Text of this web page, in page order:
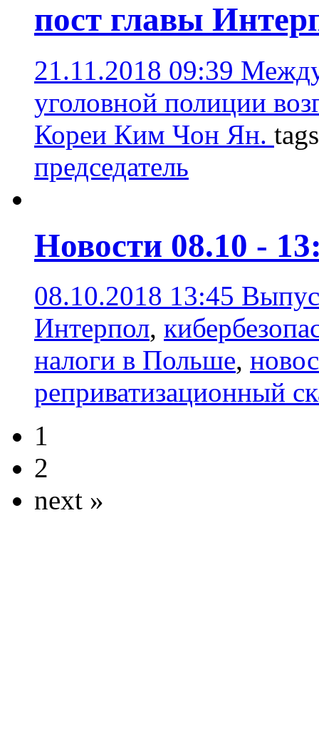
пост главы
21.11.2018 09:39
уголовной полиции
Кореи Ким Чон Ян.
председатель
Новости 08.10 -
08.10.2018 13:45
Интерпол,
налоги в Польше,
реприватизационный
1
2
next »